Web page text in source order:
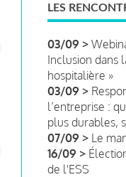
LES
03/09 >
Inclusion dans
hospitalière »
03/09 >
l’entreprise :
plus durables,
07/09 > Le
16/09 >
de l'ESS